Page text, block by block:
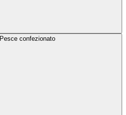
Pesce confezionato